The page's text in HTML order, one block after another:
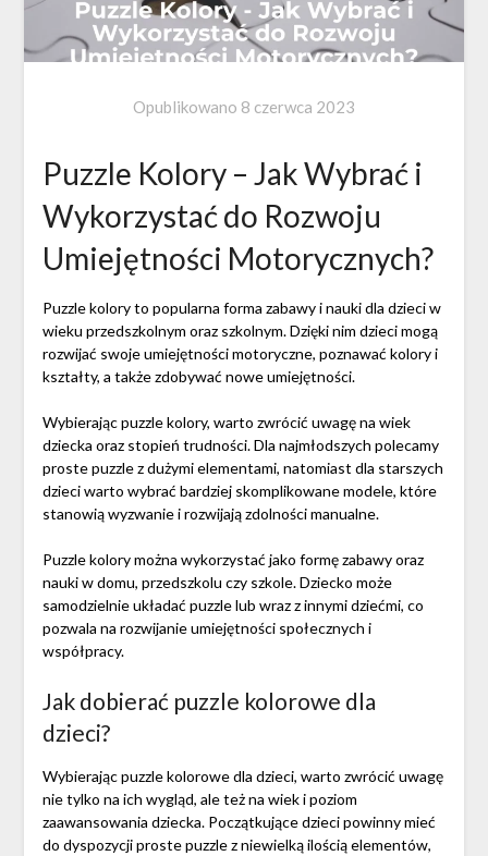
Opublikowano 8 czerwca 2023
Puzzle Kolory – Jak Wybrać i
Wykorzystać do Rozwoju
Umiejętności Motorycznych?
Puzzle kolory to popularna forma zabawy i nauki dla dzieci w
wieku przedszkolnym oraz szkolnym. Dzięki nim dzieci mogą
rozwijać swoje umiejętności motoryczne, poznawać kolory i
kształty, a także zdobywać nowe umiejętności.
Wybierając puzzle kolory, warto zwrócić uwagę na wiek
dziecka oraz stopień trudności. Dla najmłodszych polecamy
proste puzzle z dużymi elementami, natomiast dla starszych
dzieci warto wybrać bardziej skomplikowane modele, które
stanowią wyzwanie i rozwijają zdolności manualne.
Puzzle kolory można wykorzystać jako formę zabawy oraz
nauki w domu, przedszkolu czy szkole. Dziecko może
samodzielnie układać puzzle lub wraz z innymi dziećmi, co
pozwala na rozwijanie umiejętności społecznych i
współpracy.
Jak dobierać puzzle kolorowe dla
dzieci?
Wybierając puzzle kolorowe dla dzieci, warto zwrócić uwagę
nie tylko na ich wygląd, ale też na wiek i poziom
zaawansowania dziecka. Początkujące dzieci powinny mieć
do dyspozycji proste puzzle z niewielką ilością elementów,